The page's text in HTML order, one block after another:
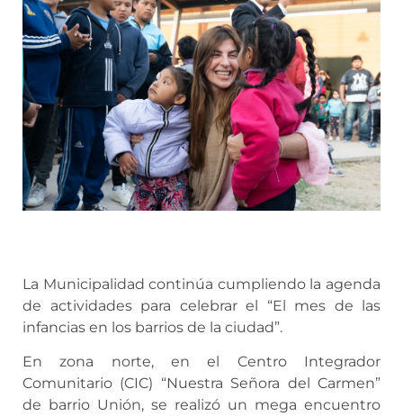
La Municipalidad continúa cumpliendo la agenda
de actividades para celebrar el “El mes de las
infancias en los barrios de la ciudad”.
En zona norte, en el Centro Integrador
Comunitario (CIC) “Nuestra Señora del Carmen”
de barrio Unión, se realizó un mega encuentro